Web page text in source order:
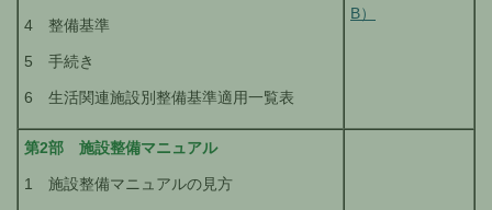
4 整備基準
5 手続き
6 生活関連施設別整備基準適用一覧表
B）
第2部 施設整備マニュアル
1 施設整備マニュアルの見方